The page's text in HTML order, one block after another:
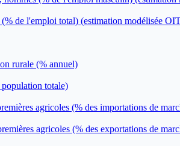
de l'emploi total) (estimation modélisée
rurale (% annuel)
totale)
agricoles (% des importations de
agricoles (% des exportations de